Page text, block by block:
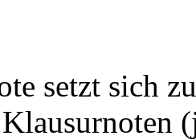
setzt sich